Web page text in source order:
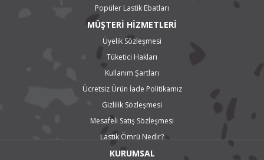
Marshal Power Grip 749 Kış Lastiği
Marshall Ice King KW21 Kış Lastiği
Marshal Power Grip KC11 Hafif Ticari Araç Kış Lastiği
Marshal 4x4 ve SUV Lastikleri
Marshal Crugen HP91 SUV Lastiği
Marshal Matrac X3 KL17 SUV Lastiği
Marshal Road Venture APT KL51 SUV Lastiği
Marshal Road Venture AT KL78 4x4 Lastiği
Marshal Road Venture MT KL71 4x4 Lastiği
Marshal I'zen RV Stud KC16 Kış Lastiği
Marshal I'Zen RV KC15 Kış Lastiği
Marshal Power Grip KC11 Kış Lastiği
Popüler Lastik Ebatları
MÜŞTERİ HİZMETLERİ
Üyelik Sözleşmesi
Tüketici Hakları
Kullanım Şartları
Ücretsiz Ürün İade Politikamız
Gizlilik Sözleşmesi
Mesafeli Satış Sözleşmesi
Lastik Ömrü Nedir?
KURUMSAL